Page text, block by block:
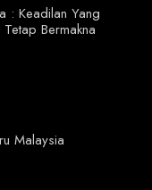
: Keadilan Yang
Bermakna
Malaysia